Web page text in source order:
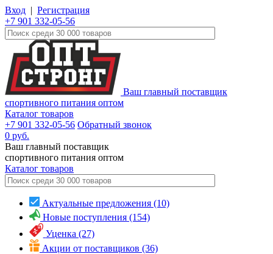
Вход | Регистрация
+7 901 332-05-56
Ваш главный поставщик
спортивного питания оптом
Каталог товаров
+7 901 332-05-56 Обратный звонок
0 руб.
Ваш главный поставщик
спортивного питания оптом
Каталог товаров
Актуальные предложения (10)
Новые поступления (154)
Уценка (27)
Акции от поставщиков (36)